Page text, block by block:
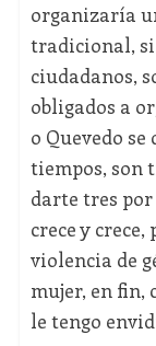
organizaría
tradicional,
ciudadanos,
obligados a
o Quevedo
tiempos, son
darte tres
crece y
violencia de
mujer, en fin,
le tengo